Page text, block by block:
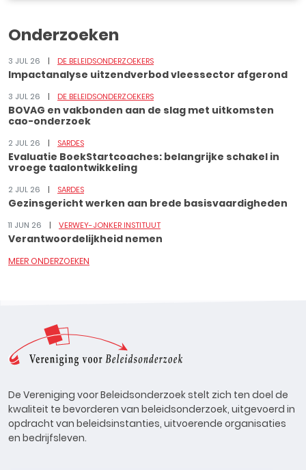
Onderzoeken
3 JUL 26 DE BELEIDSONDERZOEKERS
Impactanalyse uitzendverbod vleessector afgerond
3 JUL 26 DE BELEIDSONDERZOEKERS
BOVAG en vakbonden aan de slag met uitkomsten
cao-onderzoek
2 JUL 26 SARDES
Evaluatie BoekStartcoaches: belangrijke schakel in
vroege taalontwikkeling
2 JUL 26 SARDES
Gezinsgericht werken aan brede basisvaardigheden
11 JUN 26 VERWEY-JONKER INSTITUUT
Verantwoordelijkheid nemen
MEER ONDERZOEKEN
De Vereniging voor Beleidsonderzoek stelt zich ten doel de
kwaliteit te bevorderen van beleidsonderzoek, uitgevoerd in
opdracht van beleidsinstanties, uitvoerende organisaties
en bedrijfsleven.